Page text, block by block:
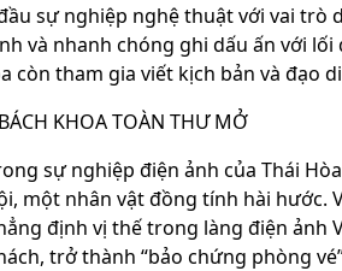
sự nghiệp nghệ thuật với vai trò
và nhanh chóng ghi dấu ấn với
còn tham gia viết kịch bản và đạo
KHOA TOÀN THƯ MỞ
sự nghiệp điện ảnh của Thái
một nhân vật đồng tính hài hước.
định vị thế trong làng điện ảnh
trở thành “bảo chứng phòng